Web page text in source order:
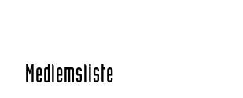
Medlemsliste